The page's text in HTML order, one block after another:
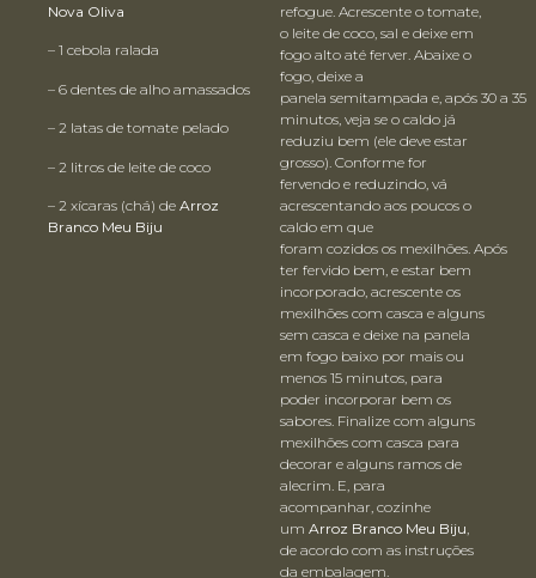
Nova Oliva
– 1 cebola ralada
– 6 dentes de alho amassados
– 2 latas de tomate pelado
– 2 litros de leite de coco
– 2 xícaras (chá) de Arroz
Branco Meu Biju
refogue. Acrescente o tomate,
o leite de coco, sal e deixe em
fogo alto até ferver. Abaixe o
fogo, deixe a
panela semitampada e, após 30 a 35
minutos, veja se o caldo já
reduziu bem (ele deve estar
grosso). Conforme for
fervendo e reduzindo, vá
acrescentando aos poucos o
caldo em que
foram cozidos os mexilhões. Após
ter fervido bem, e estar bem
incorporado, acrescente os
mexilhões com casca e alguns
sem casca e deixe na panela
em fogo baixo por mais ou
menos 15 minutos, para
poder incorporar bem os
sabores. Finalize com alguns
mexilhões com casca para
decorar e alguns ramos de
alecrim. E, para
acompanhar, cozinhe
um Arroz Branco Meu Biju
de acordo com as instruções
da embalagem.